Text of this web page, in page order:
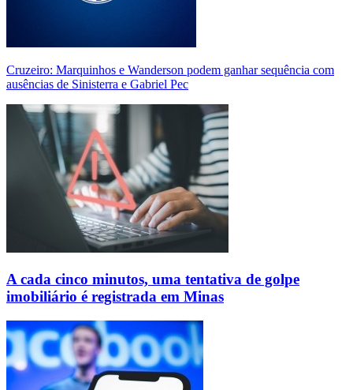
Cruzeiro: Marquinhos e Wanderson podem ganhar sequência com
ausências de Sinisterra e Gabriel Pec
A cada cinco minutos, uma tentativa de golpe
imobiliário é registrada em Minas